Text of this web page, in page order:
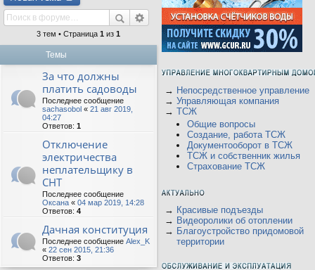
3 тем • Страница 1 из 1
Темы
За что должны
платить садоводы
Последнее сообщение
sachasobol « 21 авг 2019,
04:27
Ответов: 1
Отключение
электричества
неплательщику в
СНТ
Последнее сообщение
Оксана « 04 мар 2019, 14:28
Ответов: 4
Дачная конституция
Последнее сообщение Alex_K
« 22 сен 2015, 21:36
Ответов: 3
→ Непосредственное управление
→ Управляющая компания
→ ТСЖ
Общие вопросы
Создание, работа ТСЖ
Документооборот в ТСЖ
ТСЖ и собственник жилья
Страхование ТСЖ
→ Красивые подъезды
→ Видеоролики об отоплении
→ Благоустройство придомовой
территории